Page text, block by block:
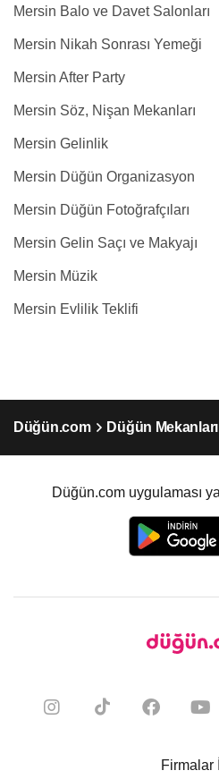
Mersin Balo ve Davet Salonları
Mersin Nikah Sonrası Yemeği
Mersin After Party
Mersin Söz, Nişan Mekanları
Mersin Gelinlik
Mersin Düğün Organizasyon
Mersin Düğün Fotoğrafçıları
Mersin Gelin Saçı ve Makyajı
Mersin Müzik
Mersin Evlilik Teklifi
Düğün.com Düğün Mekanları
Düğün.com uygulaması
Firmalar